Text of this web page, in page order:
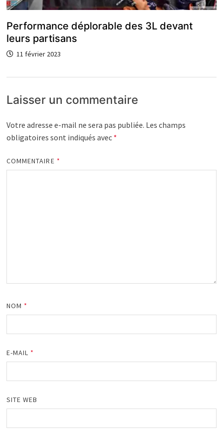
Performance déplorable des 3L devant
leurs partisans
11 février 2023
Laisser un commentaire
Votre adresse e-mail ne sera pas publiée. Les champs
obligatoires sont indiqués avec *
COMMENTAIRE *
NOM *
E-MAIL *
SITE WEB